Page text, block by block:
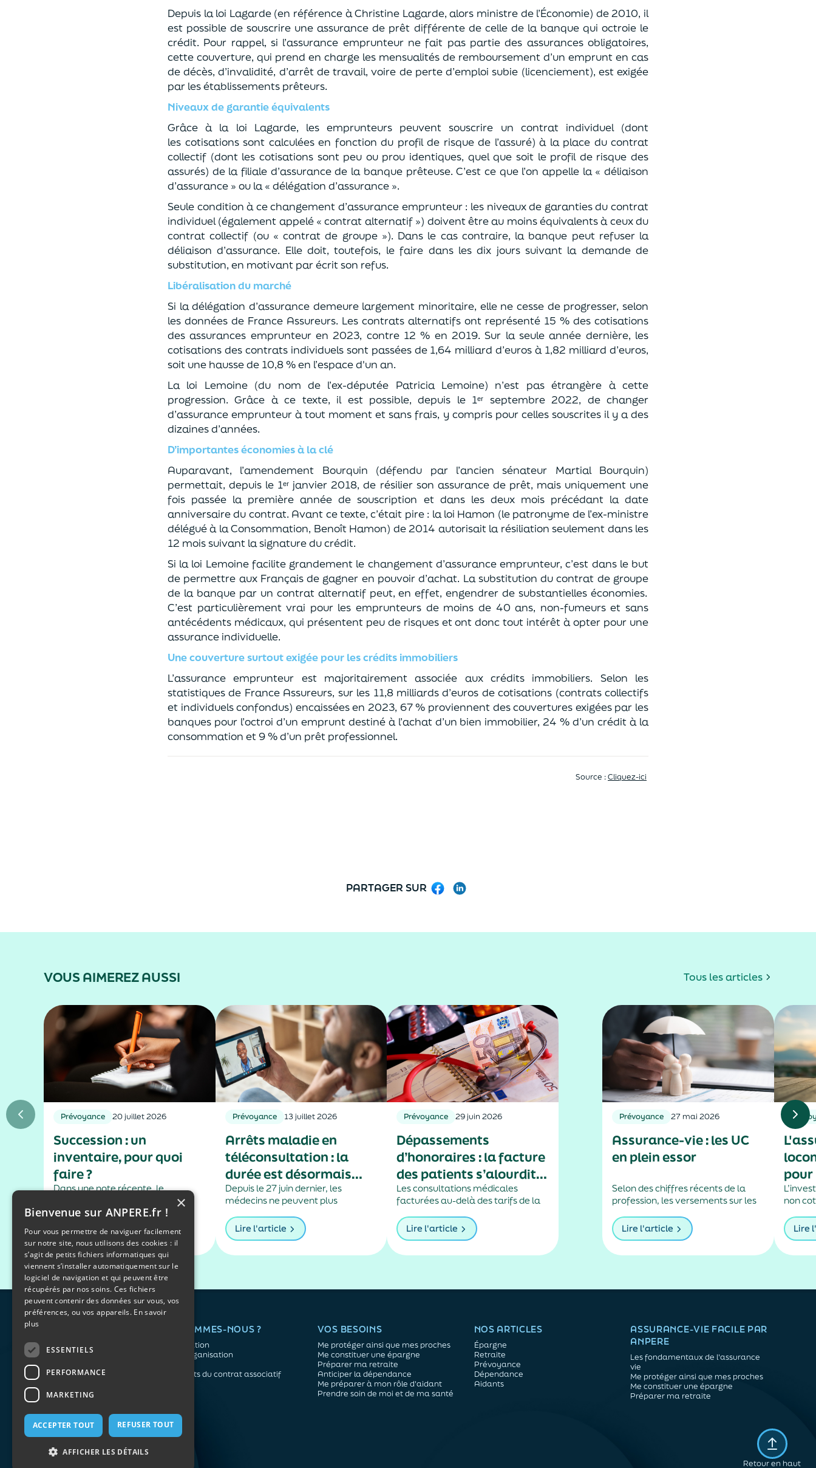
Depuis la loi Lagarde (en référence à Christine Lagarde, alors ministre de l’Économie) de 2010, il
est possible de souscrire une assurance de prêt différente decelle dela banque qui octroie le
crédit. Pour rappel, si l’assurance emprunteur ne fait pas partie des assurancesobligatoires,
cette couverture, qui prend en charge les mensualités de remboursement d’un emprunt en cas
de décès, d’invalidité, d’arrêt de travail, voire de perte d’emploi subie (licenciement), est exigée
par les établissements prêteurs.
Niveaux de garantie équivalents
Grâce à la loi Lagarde, les emprunteurs peuventsouscrire un contrat individuel (dont
les cotisations sont calculées en fonction du profil de risque de l’assuré) à la place du contrat
collectif (dont les cotisations sont peu ou prou identiques, quel que soit le profil de risque des
assurés) de la filiale d’assurance de la banque prêteuse. C’est ce que l’on appelle la « déliaison
d’assurance » ou la « délégation d’assurance ».
Seule condition à ce changement d’assurance emprunteur : les niveaux de garanties du contrat
individuel(également appelé « contrat alternatif ») doiventêtre au moins équivalents à ceux du
contrat collectif (ou « contrat de groupe »). Dans le cas contraire, la banque peut refuser la
déliaison d’assurance. Elle doit, toutefois, le faire dans les dix jours suivant la demande de
substitution, en motivant par écrit son refus.
Libéralisation du marché
Si la délégation d’assurance demeure largement minoritaire, elle ne cesse de progresser, selon
les données de France Assureurs. Les contrats alternatifs ont représenté 15 % des cotisations
des assurances emprunteur en 2023, contre 12 % en 2019. Sur la seule année dernière, les
cotisations des contrats individuels sont passées de 1,64 milliard d’euros à 1,82 milliard d’euros,
soit une hausse de 10,8 % en l’espace d'un an.
La loi Lemoine (du nom de l’ex-députée Patricia Lemoine) n’est pas étrangère à cette
progression.Grâce à ce texte, il est possible, depuis le 1ᵉʳ septembre 2022, de changer
d’assurance emprunteur à tout moment et sans frais, y compris pour celles souscrites il y a des
dizaines d’années.
D’importantes économies à la clé
Auparavant, l’amendement Bourquin (défendu par l’ancien sénateur Martial Bourquin)
permettait, depuis le 1ᵉʳ janvier 2018, de résilier son assurance de prêt, mais uniquement une
fois passée la première année de souscription et dans les deux mois précédant la date
anniversairedu contrat. Avant ce texte, c’était pire : la loi Hamon (le patronyme de l’ex-ministre
délégué àla Consommation, Benoît Hamon) de 2014 autorisait la résiliationseulement dans les
12 mois suivant la signature du crédit.
Si la loi Lemoine facilite grandement le changement d’assurance emprunteur, c’est dans le but
de permettre aux Français de gagner en pouvoir d’achat. La substitution du contrat de groupe
de la banque par un contrat alternatif peut, en effet,engendrer de substantielles économies.
C’est particulièrement vrai pour lesemprunteurs de moins de 40 ans, non-fumeurs et sans
antécédents médicaux, qui présentent peu de risqueset ont donctout intérêt à opter pour une
assurance individuelle.
Une couverture surtout exigée pour les crédits immobiliers
L’assurance emprunteur est majoritairement associée aux crédits immobiliers. Selon les
statistiques de France Assureurs, sur les 11,8 milliards d’euros de cotisations (contrats collectifs
et individuels confondus) encaissées en 2023, 67 % proviennent des couvertures exigées par les
banques pour l’octroi d’un emprunt destiné à l’achat d’un bien immobilier, 24% d’un crédit à la
consommation et 9 % d’un prêt professionnel.
Source :Cliquez-ici
PARTAGER SUR Facebook
VOUS AIMEREZ AUSSI Tous les articles
Prévoyance 20 juillet 2026
Succession : un
inventaire, pour quoi
faire ?
Dans une note récente, le
ministère de l’Économie explique
en quoi consiste un inventaire de
obligatoire.
Lire l'article
Prévoyance 13 juillet 2026
Arrêts maladie en
téléconsultation : la
durée est désormais
limitée à trois jours
Depuis le 27 juin dernier, les
médecins ne peuvent plus
arrêts maladie de plus de trois
jours, sauf exceptions. Cette
Lire l'article
Prévoyance 29 juin 2026
Dépassements
d’honoraires : la facture
des patients s’alourdit
année après année
Les consultations médicales
facturées au-delà des tarifs de la
plus de 5 % par an, alimentés par
la montée en puissance des
Lire l'article
Prévoyance 27 mai 2026
Assurance-vie : les UC
en plein essor
Selon des chiffres récents de la
profession, les versements sur les
plus de 13 % l’an dernier.
Lire l'article
non
Lire
Retour en haut
Mentions légales
Politique de confidentialité
QUI SOMMES-NOUS ?
L'association
Notre organisation
Les atouts du contrat associatif
VOS BESOINS
Me protéger ainsi que mes proches
Me constituer une épargne
Préparer ma retraite
Anticiper la dépendance
Me préparer à mon rôle d'aidant
Prendre soin de moi et de ma santé
NOS ARTICLES
Épargne
Retraite
Prévoyance
Dépendance
Aidants
ASSURANCE-VIE FACILE PAR
ANPERE
Les fondamentaux de l'assurance
vie
Me protéger ainsi que mes proches
Me constituer une épargne
Préparer ma retraite
×
Bienvenue sur ANPERE.fr !
Pour vous permettre de naviguer facilement
sur notre site, nous utilisons des cookies : il
s’agit de petits fichiers informatiques qui
viennent s’installer automatiquement sur le
logiciel de navigation et qui peuvent être
récupérés par nos soins. Ces fichiers
peuvent contenir des données sur vous, vos
préférences, ou vos appareils. En savoir
plus
ESSENTIELS
PERFORMANCE
MARKETING
ACCEPTER TOUT REFUSER TOUT
AFFICHER LES DÉTAILS